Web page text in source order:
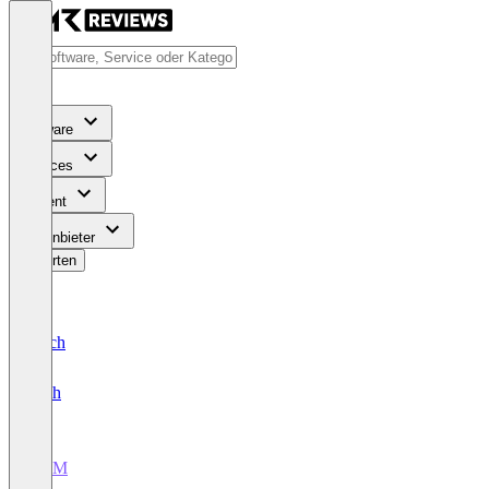
Software
Services
Content
Für Anbieter
Bewerten
Deutsch
English
CRM